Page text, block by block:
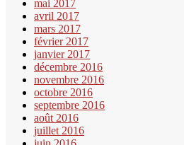
mai 2017
avril 2017
mars 2017
février 2017
janvier 2017
décembre 2016
novembre 2016
octobre 2016
septembre 2016
août 2016
juillet 2016